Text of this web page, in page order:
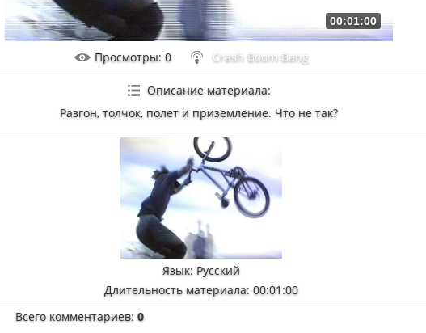
00:01:00
Просмотры: 0 Crash Boom Bang
Описание материала:
Разгон, толчок, полет и приземление. Что не так?
Язык: Русский
Длительность материала: 00:01:00
Всего комментариев:0